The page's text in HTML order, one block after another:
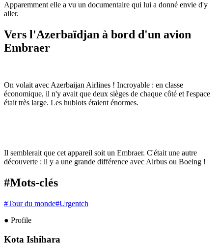
Apparemment elle a vu un documentaire qui lui a donné envie d'y
aller.
Vers l'Azerbaïdjan à bord d'un avion
Embraer
On volait avec Azerbaijan Airlines ! Incroyable : en classe
économique, il n'y avait que deux sièges de chaque côté et l'espace
était très large. Les hublots étaient énormes.
Il semblerait que cet appareil soit un Embraer. C'était une autre
découverte : il y a une grande différence avec Airbus ou Boeing !
#Mots-clés
#Tour du monde#Urgentch
● Profile
Kota Ishihara